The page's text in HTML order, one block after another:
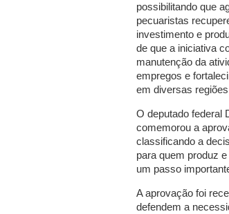
possibilitando que
pecuaristas
investimento e
de que a iniciativa
manutenção da
empregos e
em diversas
O deputado federal
comemorou a
classificando a
para quem produz
um passo
A aprovação foi
defendem a